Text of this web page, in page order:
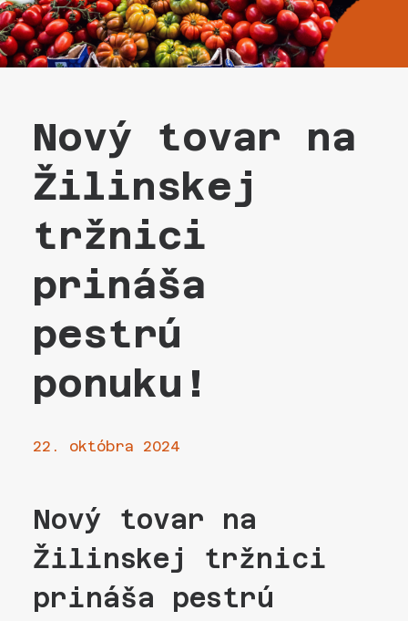
Najčastejšie otázky
Nový tovar na
Žilinskej
tržnici
prináša
pestrú
ponuku!
22. októbra 2024
Nový tovar na
Žilinskej tržnici
prináša pestrú